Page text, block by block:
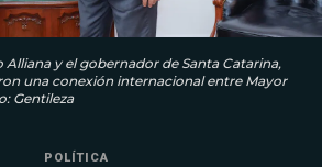
Alliana y el gobernador de Santa Catarina,
una conexión internacional entre Mayor
Gentileza
POLÍTICA